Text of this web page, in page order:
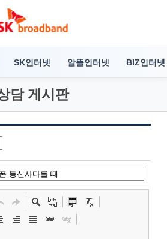
SK인터넷 알뜰인터넷 BIZ인터넷
담 게시판